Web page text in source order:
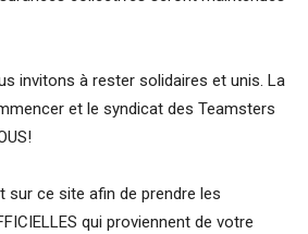
invitons à rester solidaires et unis. La
et le syndicat des Teamsters
sur ce site afin de prendre les
qui proviennent de votre